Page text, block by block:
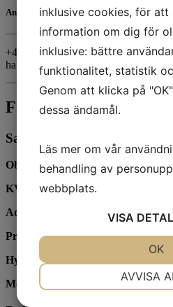
Ansvarig mäklare
+46705-53 53 62
hakan@hmaklare.se
Fakta
Sammanfattning
Objektstyp:Cafè
KVM:
125
Adress:
Stigbergsliden 22
Prisidé:395 000 kr
Hyra:
14 430 kr/mån
Moms: Tillkommer
inklusive cookies, för att
information om dig för
inklusive: bättre
funktionalitet, statistik
Genom att klicka på
dessa ändamål.
Läs mer om vår
behandling av
webbplats.
VISA
AVVISA
OK